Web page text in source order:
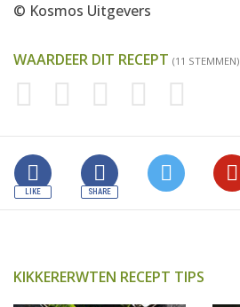
© Kosmos Uitgevers
WAARDEER DIT RECEPT (11 STEMMEN)
KIKKERERWTEN RECEPT TIPS